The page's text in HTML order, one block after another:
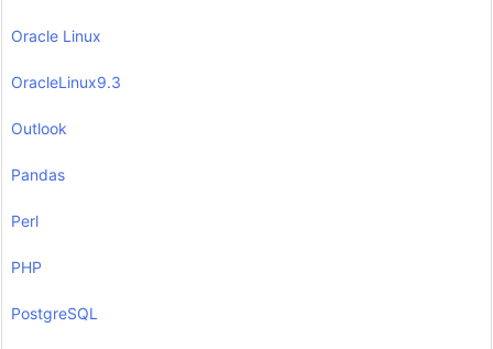
Oracle Linux
OracleLinux9.3
Outlook
Pandas
Perl
PHP
PostgreSQL